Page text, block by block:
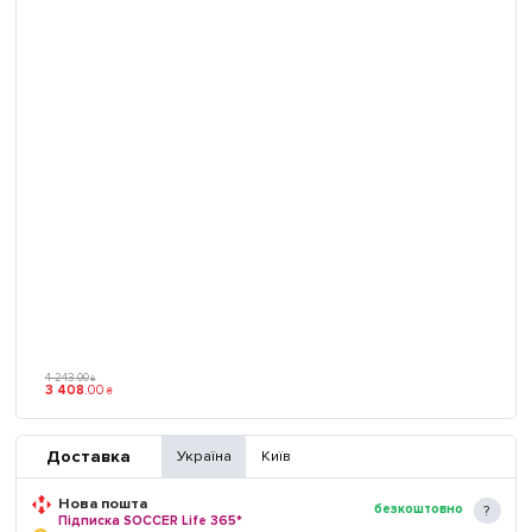
4 243.00 ₴
3 408.00 ₴
Доставка Україна Київ
Нова пошта
Підписка SOCCER Life 365*
безкоштовно